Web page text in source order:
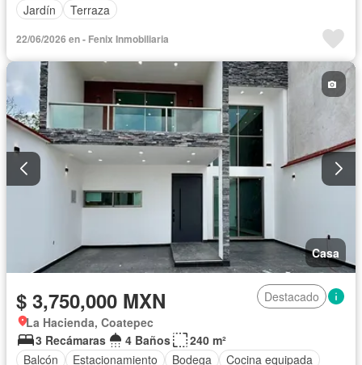
Jardín
Terraza
22/06/2026 en - Fenix Inmobiliaria
Casa
$ 3,750,000 MXN
Destacado
La Hacienda, Coatepec
3 Recámaras
4 Baños
240 m²
Balcón
Estacionamiento Bodega
Cocina equipada